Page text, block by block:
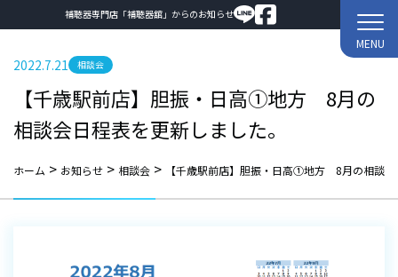
補聴器専門店「補聴器舘」からのお知らせ
MENU
2022.7.21 相談会
【千歳駅前店】胆振・日高①地方 8月の
相談会日程表を更新しました。
ホーム > お知らせ > 相談会 > 【千歳駅前店】胆振・日高①地方 8月の相談